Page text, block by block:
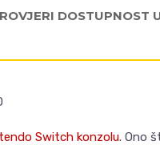
DOSTUPNOST
Switch konzolu. Ono